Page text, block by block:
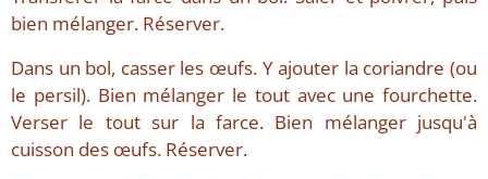
bien mélanger. Réserver.
Dans un bol, casser les œufs. Y ajouter la coriandre (ou
le persil). Bien mélanger le tout avec une fourchette.
Verser le tout sur la farce. Bien mélanger jusqu'à
cuisson des œufs. Réserver.